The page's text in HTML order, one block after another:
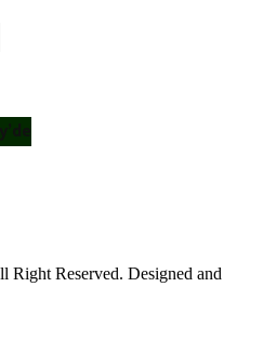
Right Reserved. Designed and